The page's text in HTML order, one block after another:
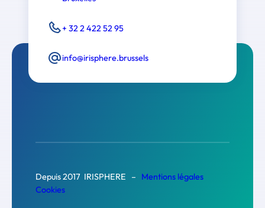
+ 32 2 422 52 95
info@irisphere.brussels
Depuis 2017 IRISPHERE – Mentions légales
Cookies